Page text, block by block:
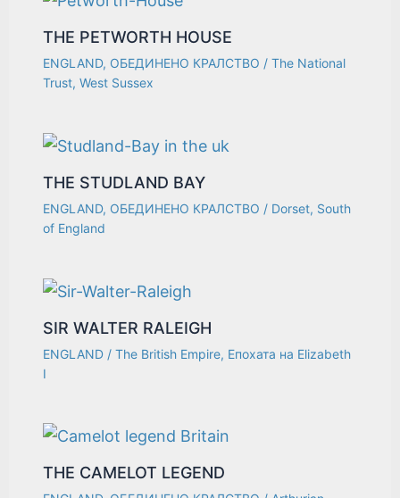
THE PETWORTH HOUSE
ENGLAND, ОБЕДИНЕНО КРАЛСТВО /The National
Trust,West Sussex
THE STUDLAND BAY
ENGLAND, ОБЕДИНЕНО КРАЛСТВО / Dorset, South
of England
SIR WALTER RALEIGH
ENGLAND /The British Empire, Епохата на Elizabeth
I
THE CAMELOT LEGEND